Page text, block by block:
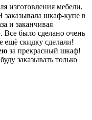
изготовления мебели,
шкаф-купе в
и заканчивая
было сделано очень
ещё скидку сделали!
за прекрасный шкаф!
заказывать только